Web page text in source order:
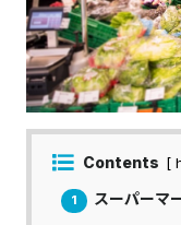
Contents [
1 スーパーマ